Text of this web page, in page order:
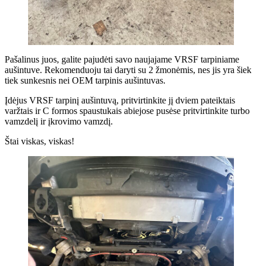
Pašalinus juos, galite pajudėti savo naujajame VRSF tarpiniame
aušintuve. Rekomenduoju tai daryti su 2 žmonėmis, nes jis yra šiek
tiek sunkesnis nei OEM tarpinis aušintuvas.
Įdėjus VRSF tarpinį aušintuvą, pritvirtinkite jį dviem pateiktais
varžtais ir C formos spaustukais abiejose pusėse pritvirtinkite turbo
vamzdelį ir įkrovimo vamzdį.
Štai viskas, viskas!